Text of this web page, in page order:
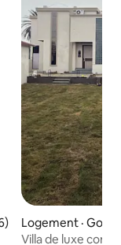
de 4,94 sur 5,
Logement ·
Villa de luxe